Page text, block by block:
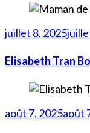
juillet 8, 2025
Elisabeth Tran
août 7, 2025août